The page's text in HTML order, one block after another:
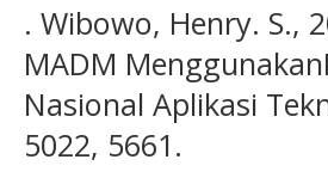
. Wibowo, Henry. S.,
MADM
Nasional Aplikasi
5022, 5661.